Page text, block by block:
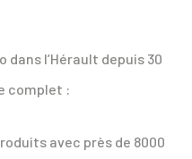
dans l’Hérault depuis 30
complet :
avec près de 8000